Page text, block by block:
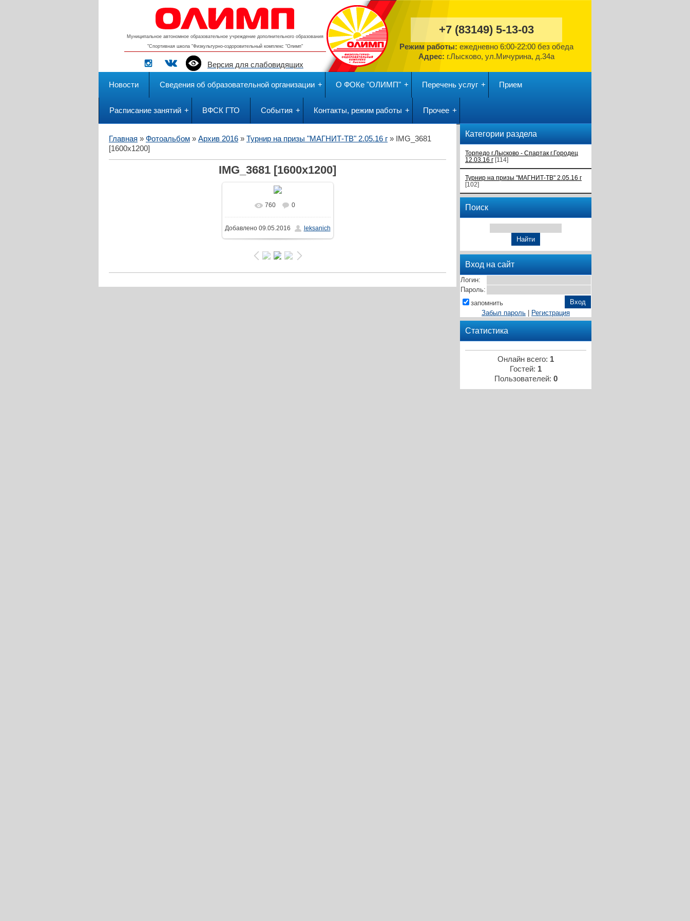
Муниципальное автономное образовательное учреждение дополнительного образования
"Спортивная школа "Физкультурно-оздоровительный комплекс "Олимп"
Версия для слабовидящих
+7 (83149)5-13-03
Режим работы:ежедневно6:00-22:00 без обеда
Адрес: г.Лысково,ул.Мичурина, д.34а
Новости Сведения об образовательной организации О ФОКе "ОЛИМП" Перечень услуг Прием
Расписание занятий ВФСК ГТО События Контакты, режим работы Прочее
Главная » Фотоальбом » Архив 2016 » Турнир на призы "МАГНИТ-ТВ" 2.05.16 г » IMG_3681
[1600x1200]
IMG_3681 [1600x1200]
760 0
Добавлено09.05.2016 leksanich
Категории раздела
Торпедо г.Лысково - Спартак г.Городец
12.03.16 г [114]
Турнир на призы "МАГНИТ-ТВ" 2.05.16 г
[102]
Поиск
Вход на сайт
Логин:
Пароль:
запомнить
Забыл пароль
Регистрация
Статистика
Онлайн всего: 1
Гостей: 1
Пользователей: 0